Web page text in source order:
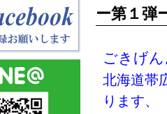
ー第１弾
ごきげ
北海道帯
ります、